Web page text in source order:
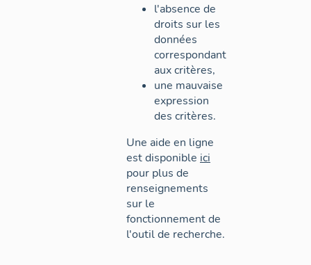
l'absence de
droits sur les
données
correspondant
aux critères,
une mauvaise
expression
des critères.
Une aide en ligne
est disponible ici
pour plus de
renseignements
sur le
fonctionnement de
l'outil de recherche.